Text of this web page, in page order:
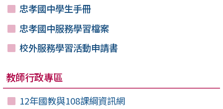
忠孝國中學生手冊
忠孝國中服務學習檔案
校外服務學習活動申請書
教師行政專區
12年國教與108課綱資訊網